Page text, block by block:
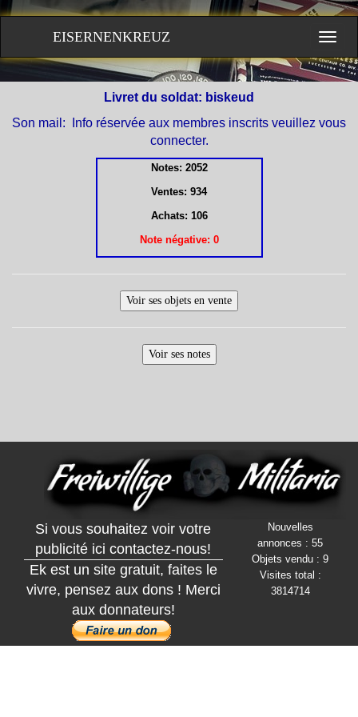
EISERNENKREUZ
Livret du soldat: biskeud
Son mail: Info réservée aux membres inscrits veuillez vous
connecter.
Notes: 2052
Ventes: 934
Achats: 106
Note négative: 0
Si vous souhaitez voir votre
publicité ici contactez-nous!
Ek est un site gratuit, faites le
vivre, pensez aux dons ! Merci
aux donnateurs!
Nouvelles
annonces : 55
Objets vendu : 9
Visites total :
3814714